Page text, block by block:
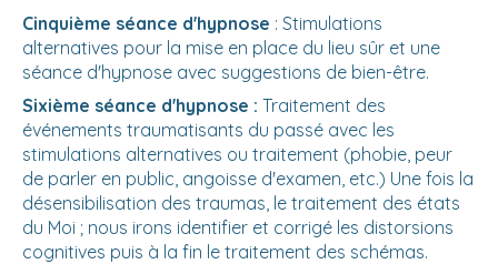
Cinquième séance d'hypnose : Stimulations
alternatives pour la mise en place du lieu sûr et une
séance d'hypnose avec suggestions de bien-être.
Sixième séance d'hypnose : Traitement des
événements traumatisants du passé avec les
stimulations alternatives ou traitement (phobie, peur
de parler en public, angoisse d'examen, etc.) Une fois la
désensibilisation des traumas, le traitement des états
du Moi ; nous irons identifier et corrigé les distorsions
cognitives puis à la fin le traitement des schémas.